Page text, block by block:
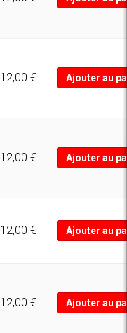
12,00 € Ajouter au
12,00 € Ajouter au
12,00 € Ajouter au
12,00 € Ajouter au